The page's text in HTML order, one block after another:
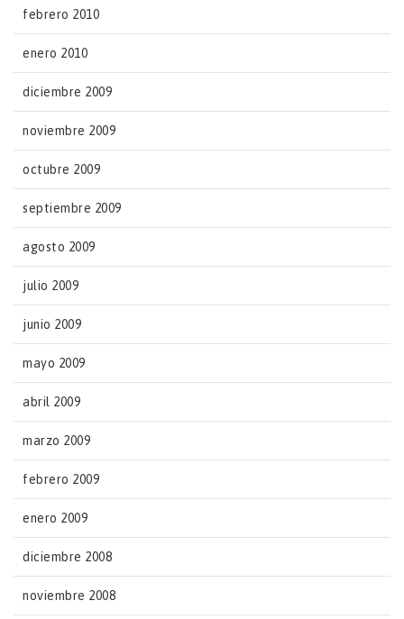
febrero 2010
enero 2010
diciembre 2009
noviembre 2009
octubre 2009
septiembre 2009
agosto 2009
julio 2009
junio 2009
mayo 2009
abril 2009
marzo 2009
febrero 2009
enero 2009
diciembre 2008
noviembre 2008